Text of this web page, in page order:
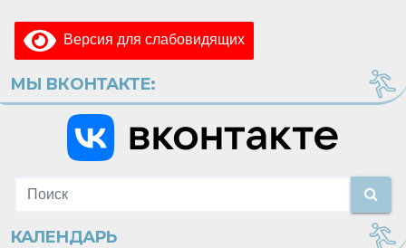
Версия для слабовидящих
МЫ ВКОНТАКТЕ:
КАЛЕНДАРЬ